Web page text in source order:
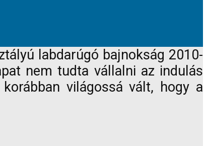
labdarúgó bajnokság 2010-
nem tudta vállalni az indulás
világossá vált, hogy a